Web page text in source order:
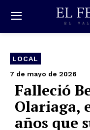
LOCAL
7 de mayo de 2026
Falleció
Olariaga,
años que